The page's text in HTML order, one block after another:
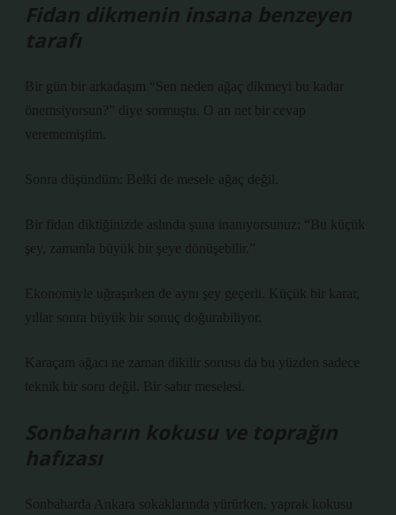
Fidan dikmenin insana benzeyen
tarafı
Bir gün bir arkadaşım “Sen neden ağaç dikmeyi bu kadar
önemsiyorsun?” diye sormuştu. O an net bir cevap
verememiştim.
Sonra düşündüm: Belki de mesele ağaç değil.
Bir fidan diktiğinizde aslında şuna inanıyorsunuz: “Bu küçük
şey, zamanla büyük bir şeye dönüşebilir.”
Ekonomiyle uğraşırken de aynı şey geçerli. Küçük bir karar,
yıllar sonra büyük bir sonuç doğurabiliyor.
Karaçam ağacı ne zaman dikilir sorusu da bu yüzden sadece
teknik bir soru değil. Bir sabır meselesi.
Sonbaharın kokusu ve toprağın
hafızası
Sonbaharda Ankara sokaklarında yürürken, yaprak kokusu